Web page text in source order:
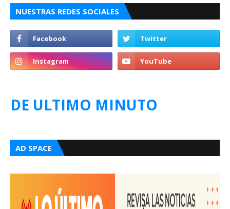
NUESTRAS REDES SOCIALES
DE ULTIMO MINUTO
AD SPACE